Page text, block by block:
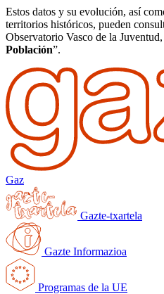
Estos datos y su evolución, así
territorios históricos, pueden
Observatorio Vasco de la
Población”.
Gaz
Gazte-txartela
Gazte Informazioa
Programas de la UE